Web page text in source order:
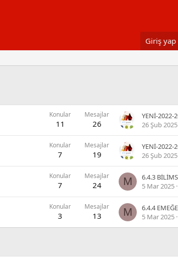
Giriş yap
Konular
11
Mesajlar
26
26 Şub 2025
Konular
7
Mesajlar
19
26 Şub 2025
Konular
7
Mesajlar
24 M
5 Mar 2025
Konular
3
Mesajlar
13 M
5 Mar 2025